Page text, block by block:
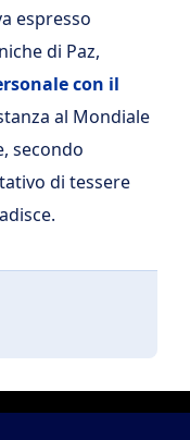
espresso
di Paz,
con il
al Mondiale
secondo
di tessere